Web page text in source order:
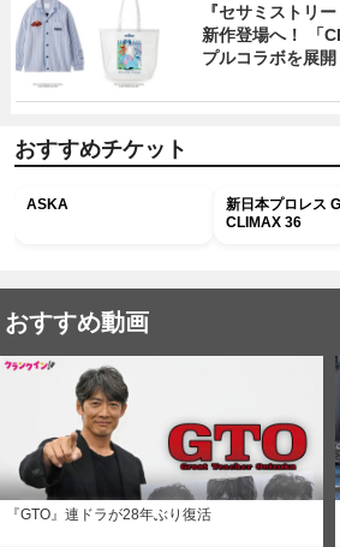
『セサミストリ
新作登場へ！ 「
プルコラボを展開
おすすめチケット
ASKA
新日本プロレス
CLIMAX 36
おすすめ動画
『GTO』連ドラが28年ぶり復活